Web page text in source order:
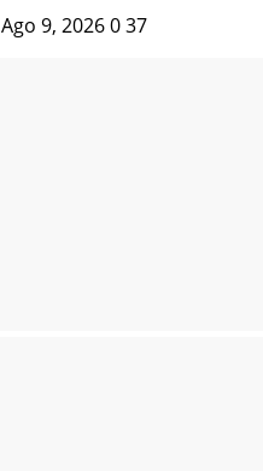
Ago 9, 2026037